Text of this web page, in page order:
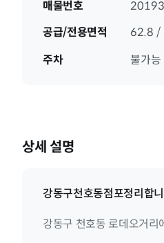
매물번호 20193
공급/전용면적
62.8 /
주차
불가능
상세 설명
강동구천호동점포정리합
강동구 천호동 로데오거리